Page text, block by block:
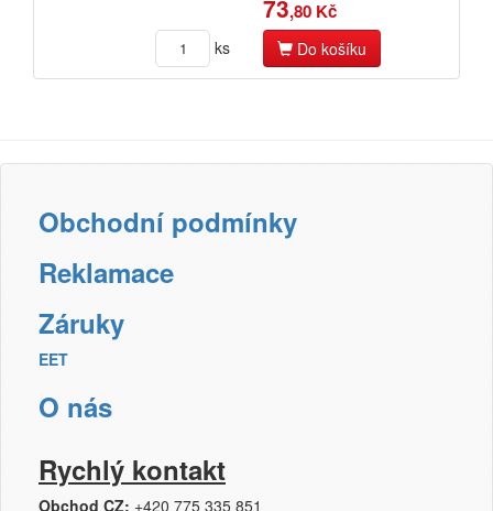
73,80 Kč
ks Do košíku
Obchodní podmínky
Reklamace
Záruky
EET
O nás
Rychlý kontakt
Obchod CZ: +420 775 335 851